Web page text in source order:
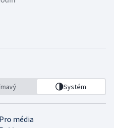
Systém
Pro média